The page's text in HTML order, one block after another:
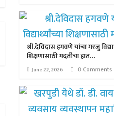
श्री.देविदास हगवणे यांचा गरजु
शिक्षणासाठी मदतीचा हात…
June 22, 2026 0 Comments